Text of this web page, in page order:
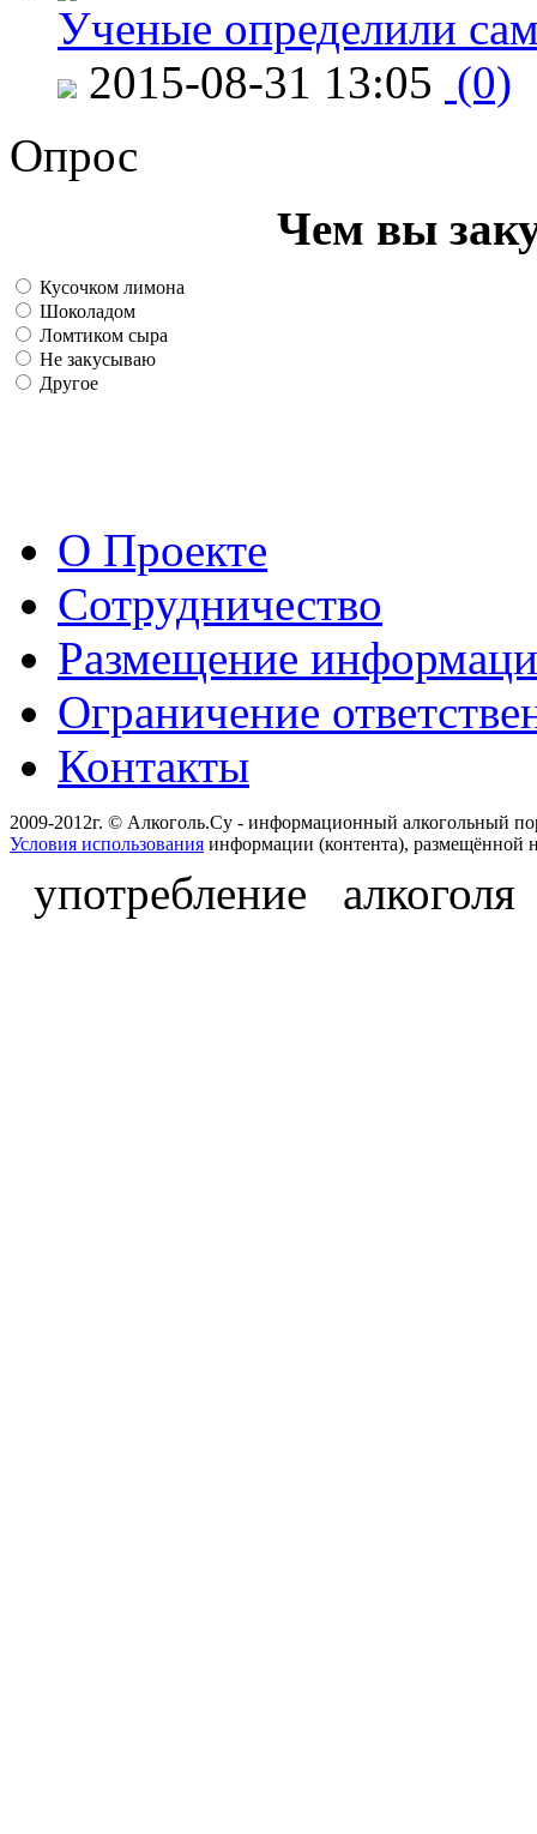
Ученые определили
2015-08-31 13:05 (0)
Опрос
Чем вы
Кусочком лимона
Шоколадом
Ломтиком сыра
Не закусываю
Другое
О Проекте
Сотрудничество
Размещение
Ограничение
Контакты
2009-2012г. © Алкоголь.Су - информационный алкогольный
Условия использования информации (контента), размещённой
употребление